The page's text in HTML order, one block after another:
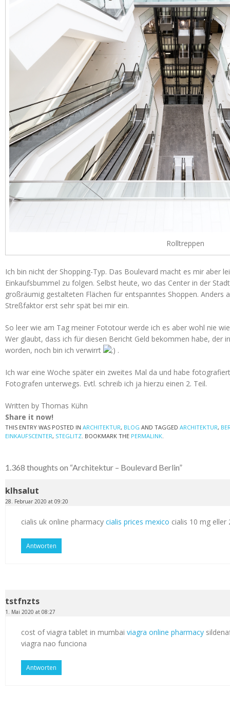
Rolltreppen
Ich bin nicht der Shopping-Typ. Das Boulevard macht es mir aber
Einkaufsbummel zu folgen. Selbst heute, wo das Center in der
großräumig gestalteten Flächen für entspanntes Shoppen. Anders
Streßfaktor erst sehr spät bei mir ein.
So leer wie am Tag meiner Fototour werde ich es aber wohl nie
Wer glaubt, dass ich für diesen Bericht Geld bekommen habe, der
worden, noch bin ich verwirrt
.
Ich war eine Woche später ein zweites Mal da und habe
Fotografen unterwegs. Evtl. schreib ich ja hierzu einen 2. Teil.
Written by Thomas Kühn
Share it now!
THIS ENTRY WAS POSTED IN ARCHITEKTUR, BLOG AND TAGGED ARCHITEKTUR,
EINKAUFSCENTER, STEGLITZ. BOOKMARK THE PERMALINK.
1.368 thoughts on “Architektur – Boulevard Berlin”
klhsalut
28. Februar 2020 at 09:20
cialis uk online pharmacy cialis prices mexico cialis 10 mg
Antworten
tstfnzts
1. Mai 2020 at 08:27
cost of viagra tablet in mumbai viagra online pharmacy
viagra nao funciona
Antworten